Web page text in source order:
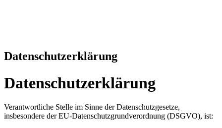
Datenschutzerklärung
Datenschutzerklärung
Verantwortliche Stelle im Sinne der Datenschutzgesetze,
insbesondere der EU-Datenschutzgrundverordnung (DSGVO), ist: